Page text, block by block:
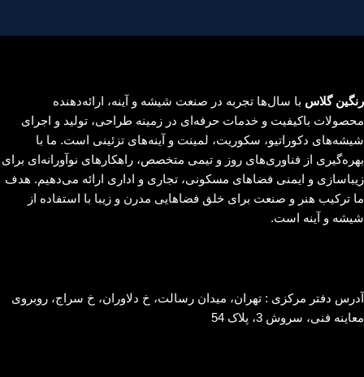
رنگین گلاس با سال‌ها تجربه در صنعت شیشه و آینه، ارائه‌دهنده
محصولات باکیفیت و خدمات حرفه‌ای در زمینه طراحی، تولید و اجرای
شیشه‌های دکوراتیو، سکوریت، لمینت و آینه‌های تزئینی است. ما با
بهره‌گیری از فناوری‌های روز و تیمی متخصص، راهکارهای نوآورانه‌ای برای
زیباسازی و ایمنی فضاهای مسکونی، تجاری و اداری ارائه می‌دهیم. هدف
ما ترکیب هنر و صنعت برای خلق فضاهایی مدرن و زیبا با استفاده از
شیشه و آینه است.
آدرس دفتر مرکزی : تهران، میدان رسالت، خ دلاوران، خ سراج، روبروی
معاینه فنی، سروش 3، پلاک 54